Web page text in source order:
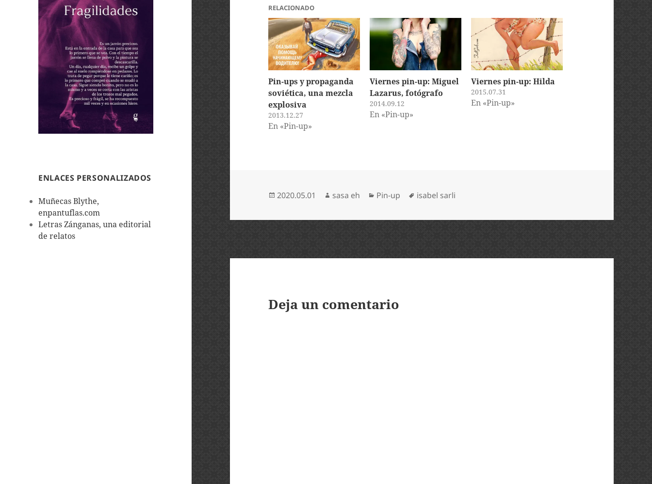
ENLACES PERSONALIZADOS
Muñecas Blythe,
enpantuflas.com
Letras Zánganas, una editorial
de relatos
RELACIONADO
Pin-ups y propaganda
soviética, una mezcla
explosiva
2013.12.27
En «Pin-up»
Viernes pin-up: Miguel
Lazarus, fotógrafo
2014.09.12
En «Pin-up»
Viernes pin-up: Hilda
2015.07.31
En «Pin-up»
Publicado
2020.05.01 Autor
sasa eh Categorías
Pin-up Etiquetas
isabel sarli
Deja un comentario